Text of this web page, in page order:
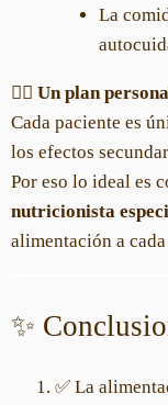
La
👩‍⚕️ Un plan
Cada paciente es
los efectos
Por eso lo ideal es
nutricionista
alimentación a cada
✨
✅ La